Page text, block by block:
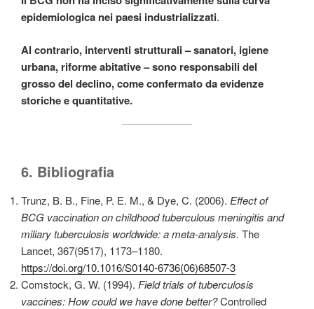
epidemiologica nei paesi industrializzati.
Al contrario, interventi strutturali – sanatori, igiene
urbana, riforme abitative – sono responsabili del
grosso del declino, come confermato da evidenze
storiche e quantitative.
6. Bibliografia
Trunz, B. B., Fine, P. E. M., & Dye, C. (2006). Effect of
BCG vaccination on childhood tuberculous meningitis and
miliary tuberculosis worldwide: a meta-analysis. The
Lancet, 367(9517), 1173–1180.
https://doi.org/10.1016/S0140-6736(06)68507-3
Comstock, G. W. (1994). Field trials of tuberculosis
vaccines: How could we have done better?Controlled